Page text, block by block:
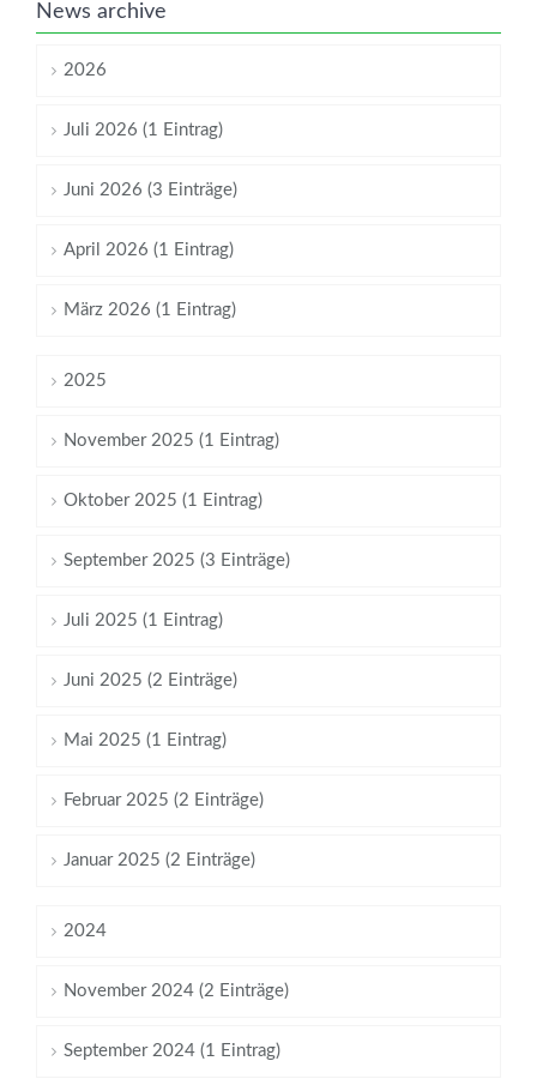
News archive
2026
Juli 2026 (1 Eintrag)
Juni 2026 (3 Einträge)
April 2026 (1 Eintrag)
März 2026 (1 Eintrag)
2025
November 2025 (1 Eintrag)
Oktober 2025 (1 Eintrag)
September 2025 (3 Einträge)
Juli 2025 (1 Eintrag)
Juni 2025 (2 Einträge)
Mai 2025 (1 Eintrag)
Februar 2025 (2 Einträge)
Januar 2025 (2 Einträge)
2024
November 2024 (2 Einträge)
September 2024 (1 Eintrag)